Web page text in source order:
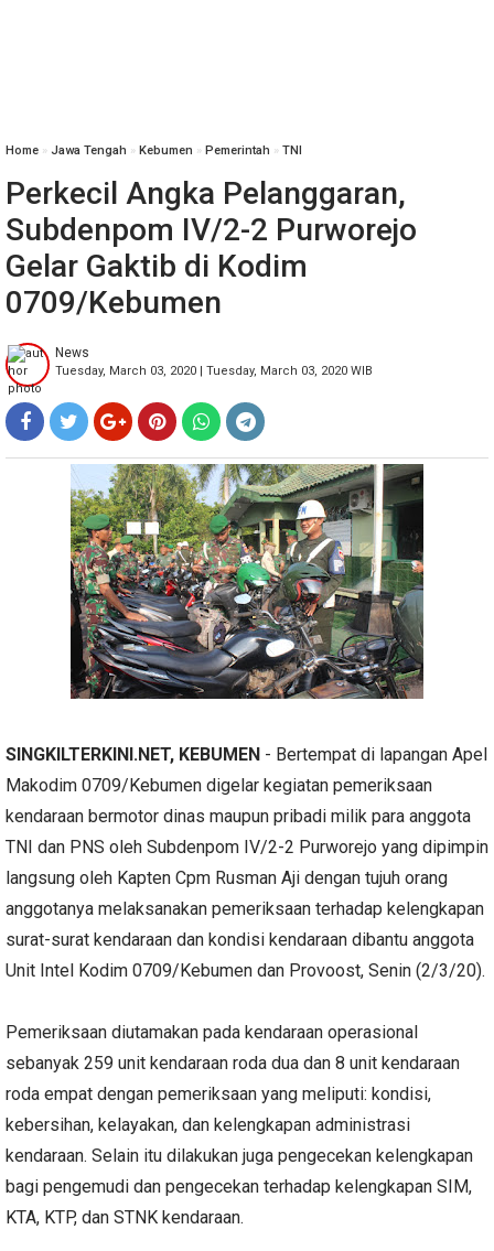
Home » Jawa Tengah » Kebumen » Pemerintah » TNI
Perkecil Angka Pelanggaran,
Subdenpom IV/2-2 Purworejo
Gelar Gaktib di Kodim
0709/Kebumen
News
Tuesday, March 03, 2020 | Tuesday, March 03, 2020 WIB
SINGKILTERKINI.NET, KEBUMEN - Bertempat di lapangan Apel
Makodim 0709/Kebumen digelar kegiatan pemeriksaan
kendaraan bermotor dinas maupun pribadi milik para anggota
TNI dan PNS oleh Subdenpom IV/2-2 Purworejo yang dipimpin
langsung oleh Kapten Cpm Rusman Aji dengan tujuh orang
anggotanya melaksanakan pemeriksaan terhadap kelengkapan
surat-surat kendaraan dan kondisi kendaraan dibantu anggota
Unit Intel Kodim 0709/Kebumen dan Provoost, Senin (2/3/20).
Pemeriksaan diutamakan pada kendaraan operasional
sebanyak 259 unit kendaraan roda dua dan 8 unit kendaraan
roda empat dengan pemeriksaan yang meliputi: kondisi,
kebersihan, kelayakan, dan kelengkapan administrasi
kendaraan. Selain itu dilakukan juga pengecekan kelengkapan
bagi pengemudi dan pengecekan terhadap kelengkapan SIM,
KTA, KTP, dan STNK kendaraan.